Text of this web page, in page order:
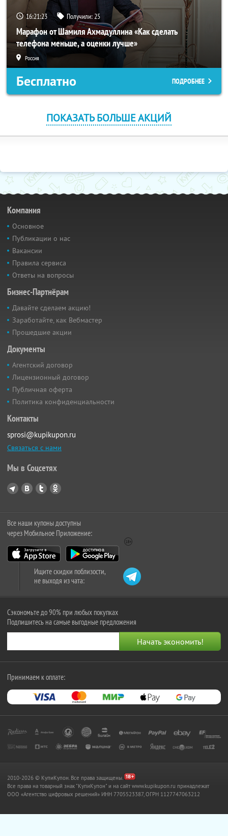
16:21:23 Получили:25
Марафон от Шамиля Ахмадуллина «Как сделать
телефона меньше, а оценки лучше»
Россия
Бесплатно ПОДРОБНЕЕ
ПОКАЗАТЬ БОЛЬШЕ АКЦИЙ
Компания
Основное
Публикации о нас
Вакансии
Правила сервиса
Ответы на вопросы
Бизнес-Партнёрам
Давайте сделаем акцию!
Заработайте, как Вебмастер
Прошедшие акции
Документы
Агентский договор
Лицензионный договор
Публичная оферта
Политика конфиденциальности
Контакты
sprosi@kupikupon.ru
Связаться с нами
Мы в Соцсетях
Все наши купоны доступны
через Мобильное Приложение:
Ищите скидки поблизости,
не выходя из чата:
Сэкономьте до 90% при любых покупках
Подпишитесь на самые выгодные предложения
Принимаем к оплате:
2010-2026 © КупиКупон. Все права защищены.
Все права на товарный знак "КупиКупон" и на сайт www.kupikupon.ru принадлежат
OOO «Агентство цифровых решений» ИНН 7705523387, ОГРН 1127747063212